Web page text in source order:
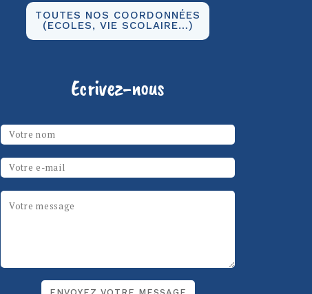
TOUTES NOS COORDONNÉES
(ECOLES, VIE SCOLAIRE…)
Ecrivez-nous
Votre nom*
Email*
Message*
ReCAPTCHA